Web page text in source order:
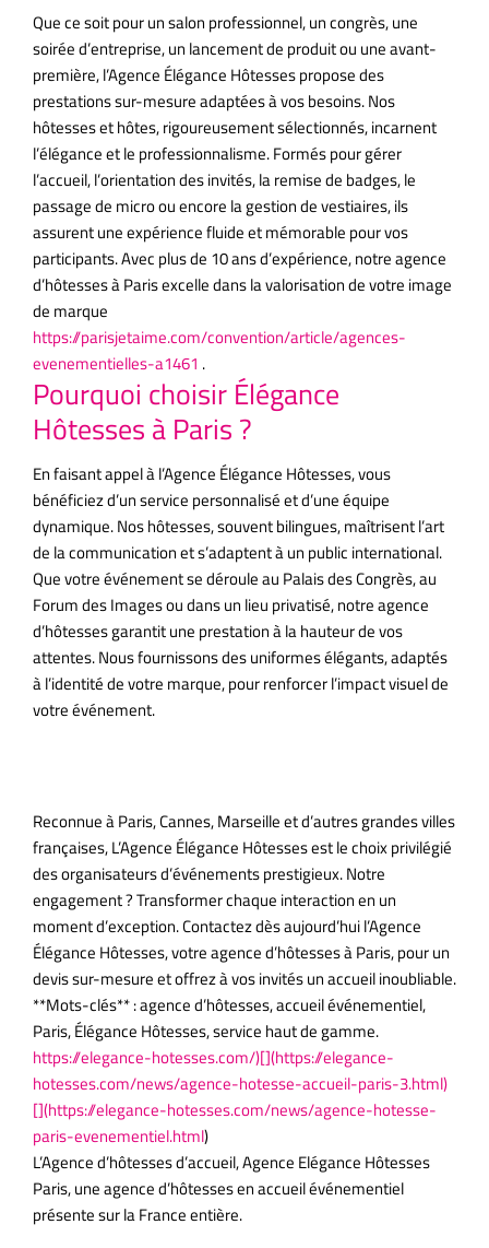
Que ce soit pour un salon professionnel, un congrès, une
soirée d’entreprise, un lancement de produit ou une avant-
première, l’Agence Élégance Hôtesses propose des
prestations sur-mesure adaptées à vos besoins. Nos
hôtesses et hôtes, rigoureusement sélectionnés, incarnent
l’élégance et le professionnalisme. Formés pour gérer
l’accueil, l’orientation des invités, la remise de badges, le
passage de micro ou encore la gestion de vestiaires, ils
assurent une expérience fluide et mémorable pour vos
participants. Avec plus de 10 ans d’expérience, notre agence
d’hôtesses à Paris excelle dans la valorisation de votre image
de marque
https://parisjetaime.com/convention/article/agences-
evenementielles-a1461 .
Pourquoi choisir Élégance
Hôtesses à Paris ?
En faisant appel à l’Agence Élégance Hôtesses, vous
bénéficiez d’un service personnalisé et d’une équipe
dynamique. Nos hôtesses, souvent bilingues, maîtrisent l’art
de la communication et s’adaptent à un public international.
Que votre événement se déroule au Palais des Congrès, au
Forum des Images ou dans un lieu privatisé, notre agence
d’hôtesses garantit une prestation à la hauteur de vos
attentes. Nous fournissons des uniformes élégants, adaptés
à l’identité de votre marque, pour renforcer l’impact visuel de
votre événement.
Reconnue à Paris, Cannes, Marseille et d’autres grandes villes
françaises, L’Agence Élégance Hôtesses est le choix privilégié
des organisateurs d’événements prestigieux. Notre
engagement ? Transformer chaque interaction en un
moment d’exception. Contactez dès aujourd’hui l’Agence
Élégance Hôtesses, votre agence d’hôtesses à Paris, pour un
devis sur-mesure et offrez à vos invités un accueil inoubliable.
**Mots-clés** : agence d’hôtesses, accueil événementiel,
Paris, Élégance Hôtesses, service haut de gamme.
https://elegance-hotesses.com/)[](https://elegance-
hotesses.com/news/agence-hotesse-accueil-paris-3.html)
[](https://elegance-hotesses.com/news/agence-hotesse-
paris-evenementiel.html)
L’Agence d’hôtesses d’accueil, Agence Elégance Hôtesses
Paris, une agence d’hôtesses en accueil événementiel
présente sur la France entière.